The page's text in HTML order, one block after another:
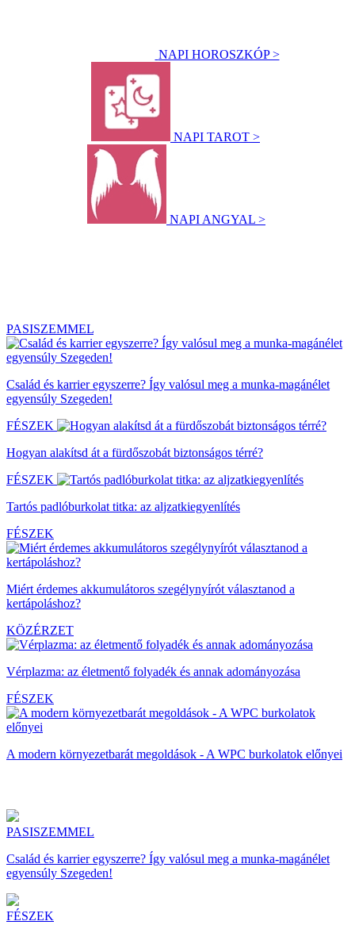
NAPI HOROSZKÓP >
NAPI TAROT >
NAPI ANGYAL >
PASISZEMMEL
Család és karrier egyszerre? Így valósul meg a munka-magánélet
egyensúly Szegeden!
FÉSZEK
Hogyan alakítsd át a fürdőszobát biztonságos térré?
FÉSZEK
Tartós padlóburkolat titka: az aljzatkiegyenlítés
FÉSZEK
Miért érdemes akkumulátoros szegélynyírót választanod a
kertápoláshoz?
KÖZÉRZET
Vérplazma: az életmentő folyadék és annak adományozása
FÉSZEK
A modern környezetbarát megoldások - A WPC burkolatok előnyei
PASISZEMMEL
Család és karrier egyszerre? Így valósul meg a munka-magánélet
egyensúly Szegeden!
FÉSZEK